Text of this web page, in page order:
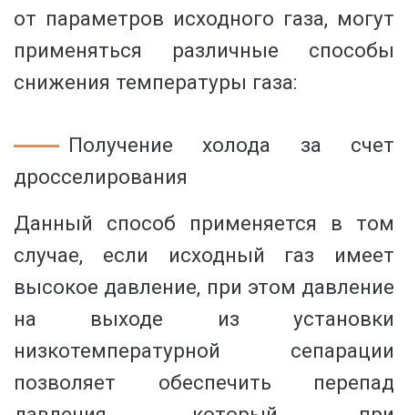
от параметров исходного газа, могут
применяться различные способы
снижения температуры газа:
Получение холода за счет
дросселирования
Данный способ применяется в том
случае, если исходный газ имеет
высокое давление, при этом давление
на выходе из установки
низкотемпературной сепарации
позволяет обеспечить перепад